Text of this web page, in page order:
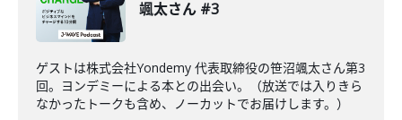
颯太さん #3
ゲストは株式会社Yondemy 代表取締役の笹沼颯太さん第3
回。ヨンデミーによる本との出会い。（放送では入りきら
なかったトークも含め、ノーカットでお届けします。）